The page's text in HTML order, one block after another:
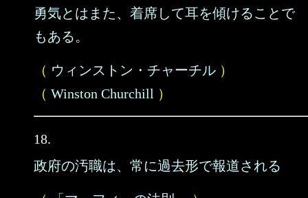
勇気とはまた、着席して耳を傾けることで
もある。
（ ウィンストン・チャーチル ）
（ Winston Churchill ）
18.
政府の汚職は、常に過去形で報道される